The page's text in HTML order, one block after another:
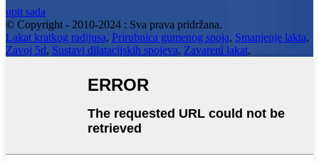
upit sada
© Copyright - 2010-2024 : Sva prava pridržana.
Lakat kratkog radijusa, Prirubnica gumenog spoja, Smanjenje lakta,
Zavoj 5d, Sustavi dilatacijskih spojeva, Zavareni lakat,